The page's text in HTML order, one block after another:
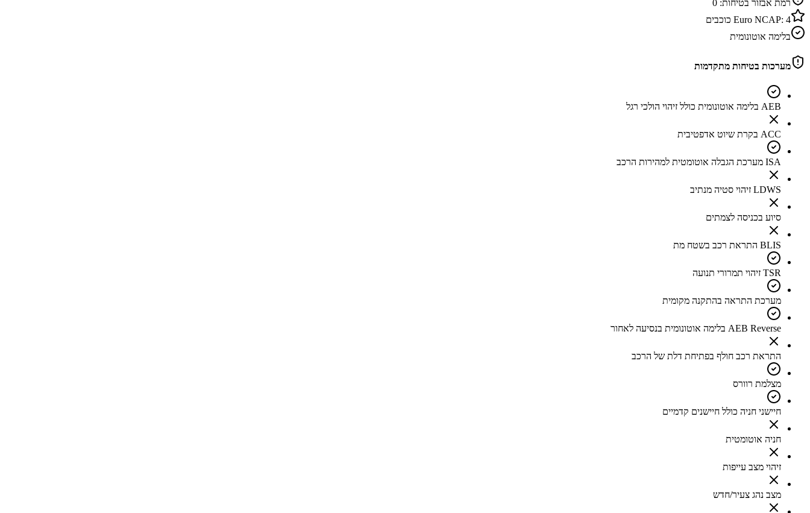
רמת אבזור בטיחות: 0
Euro NCAP: 4
כוכבים
בלימה אוטונומית
מערכות בטיחות מתקדמות
AEB בלימה אוטונומית כולל זיהוי הולכי רגל
ACC בקרת שיוט אדפטיבית
ISA מערכת הגבלה אוטומטית למהירות הרכב
LDWS זיהוי סטיה מנתיב
סיוע בכניסה לצמתים
BLIS התראת רכב בשטח מת
TSR זיהוי תמרורי תנועה
מערכת התראה בהתקנה מקומית
AEB Reverse בלימה אוטונומית בנסיעה לאחור
התראת רכב חולף בפתיחת דלת של הרכב
מצלמת רוורס
חיישני חניה כולל חיישנים קדמיים
חניה אוטומטית
זיהוי מצב עייפות
מצב נהג צעיר/חדש